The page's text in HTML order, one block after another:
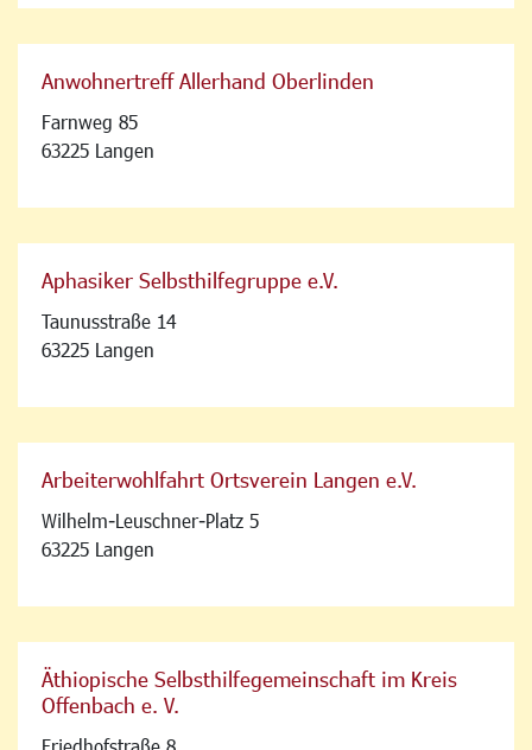
Anwohnertreff Allerhand Oberlinden
Farnweg 85
63225 Langen
Aphasiker Selbsthilfegruppe e.V.
Taunusstraße 14
63225 Langen
Arbeiterwohlfahrt Ortsverein Langen e.V.
Wilhelm-Leuschner-Platz 5
63225 Langen
Äthiopische Selbsthilfegemeinschaft im Kreis
Offenbach e. V.